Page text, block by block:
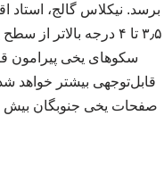
برسد. نیکلاس گالج، استاد
۳٫۵ تا ۴ درجه
سکوهای یخی پیرامون
صفحات یخی جنوبگان بیش